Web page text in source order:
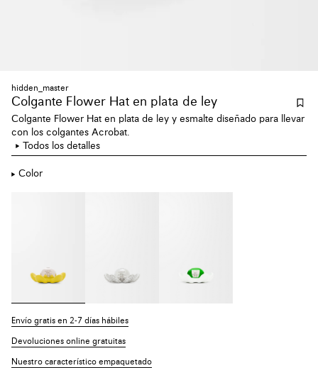
hidden_master
Colgante Flower Hat en plata de ley
Colgante Flower Hat en plata de ley y esmalte diseñado para llevar
con los colgantes Acrobat.
Todos los detalles
Color
Envío gratis en 2-7 días hábiles
Devoluciones online gratuitas
Nuestro característico empaquetado